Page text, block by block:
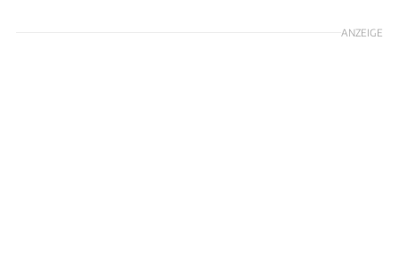
ANZEIGE